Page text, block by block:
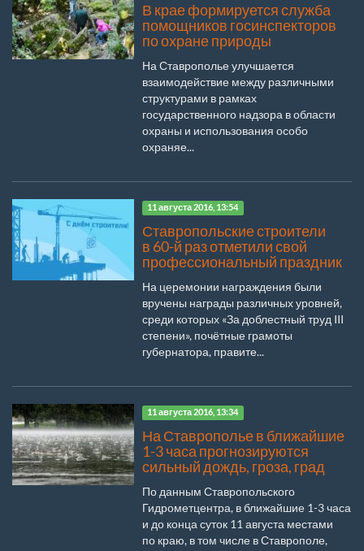
В крае формируется служба
помощников госинспекторов
по охране природы
На Ставрополье улучшается
взаимодействие между различными
структурами в рамках
государственного надзора в области
охраны и использования особо
охраняе...
11 августа 2016, 13:54
Ставропольские строители
в 60-й раз отметили свой
профессиональный праздник
На церемонии награждения были
вручены награды различных уровней,
среди которых «За доблестный труд III
степени», почётные грамоты
губернатора, правите...
11 августа 2016, 13:34
На Ставрополье в ближайшие
1-3 часа прогнозируются
сильный дождь, гроза, град
По данным Ставропольского
Гидрометцентра, в ближайшие 1-3 часа
и до конца суток 11 августа местами
по краю, в том числе в Ставрополе,